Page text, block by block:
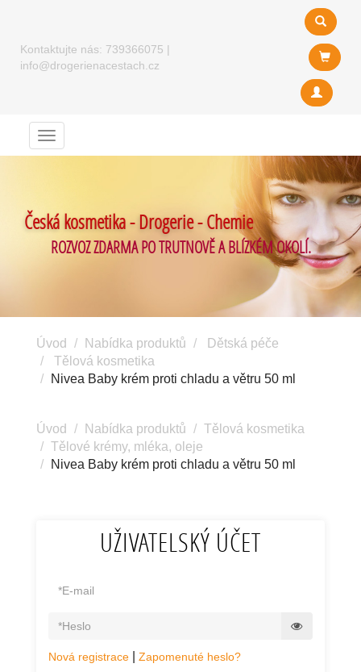
Kontaktujte nás: 739366075 |
info@drogerienacestach.cz
Menu
Česká kosmetika - Drogerie - Chemie
ROZVOZ ZDARMA PO TRUTNOVĚ A BLÍZKÉM OKOLÍ.
Úvod Nabídka produktů
Dětská péče
Tělová kosmetika
Nivea Baby krém proti chladu a větru 50 ml
Úvod Nabídka produktů
Tělová kosmetika
Tělové krémy, mléka, oleje
Nivea Baby krém proti chladu a větru 50 ml
UŽIVATELSKÝ ÚČET
Nová registrace Zapomenuté heslo?